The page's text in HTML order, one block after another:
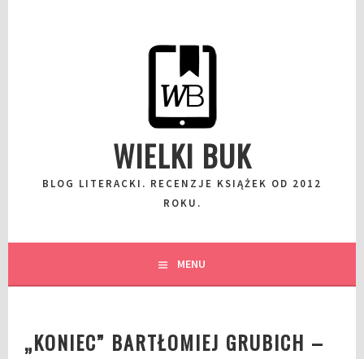
WIELKI BUK
BLOG LITERACKI. RECENZJE KSIĄŻEK OD 2012
ROKU.
MENU
„KONIEC” BARTŁOMIEJ GRUBICH –